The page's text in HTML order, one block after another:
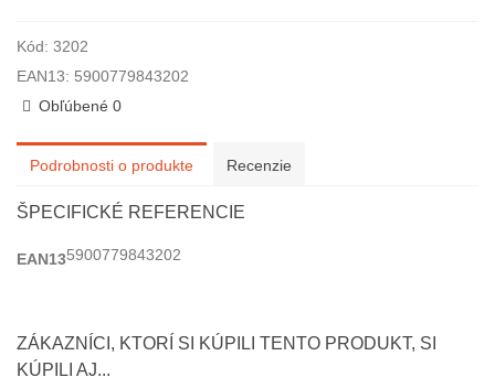
Kód: 3202
EAN13: 5900779843202
Obľúbené 0
Podrobnosti o produkte Recenzie
ŠPECIFICKÉ REFERENCIE
EAN135900779843202
ZÁKAZNÍCI, KTORÍ SI KÚPILI TENTO PRODUKT, SI
KÚPILI AJ...